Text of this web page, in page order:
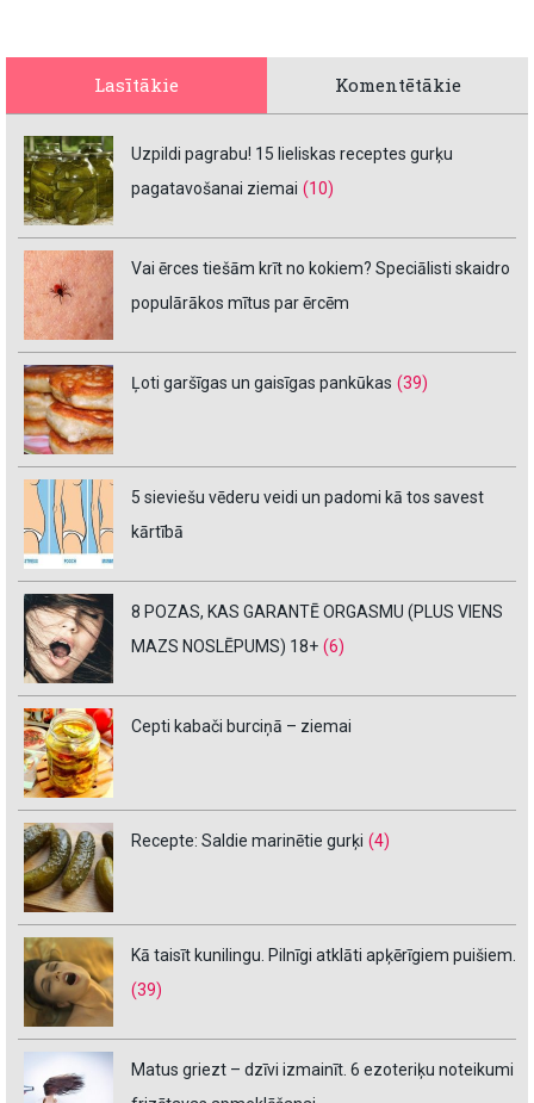
Lasītākie Komentētākie
Uzpildi pagrabu! 15 lieliskas receptes gurķu
pagatavošanai ziemai (10)
Vai ērces tiešām krīt no kokiem? Speciālisti skaidro
populārākos mītus par ērcēm
Ļoti garšīgas un gaisīgas pankūkas (39)
5 sieviešu vēderu veidi un padomi kā tos savest
kārtībā
8 POZAS, KAS GARANTĒ ORGASMU (PLUS VIENS
MAZS NOSLĒPUMS) 18+ (6)
Cepti kabači burciņā – ziemai
Recepte: Saldie marinētie gurķi (4)
Kā taisīt kunilingu. Pilnīgi atklāti apķērīgiem puišiem.
(39)
Matus griezt – dzīvi izmainīt. 6 ezoteriķu noteikumi